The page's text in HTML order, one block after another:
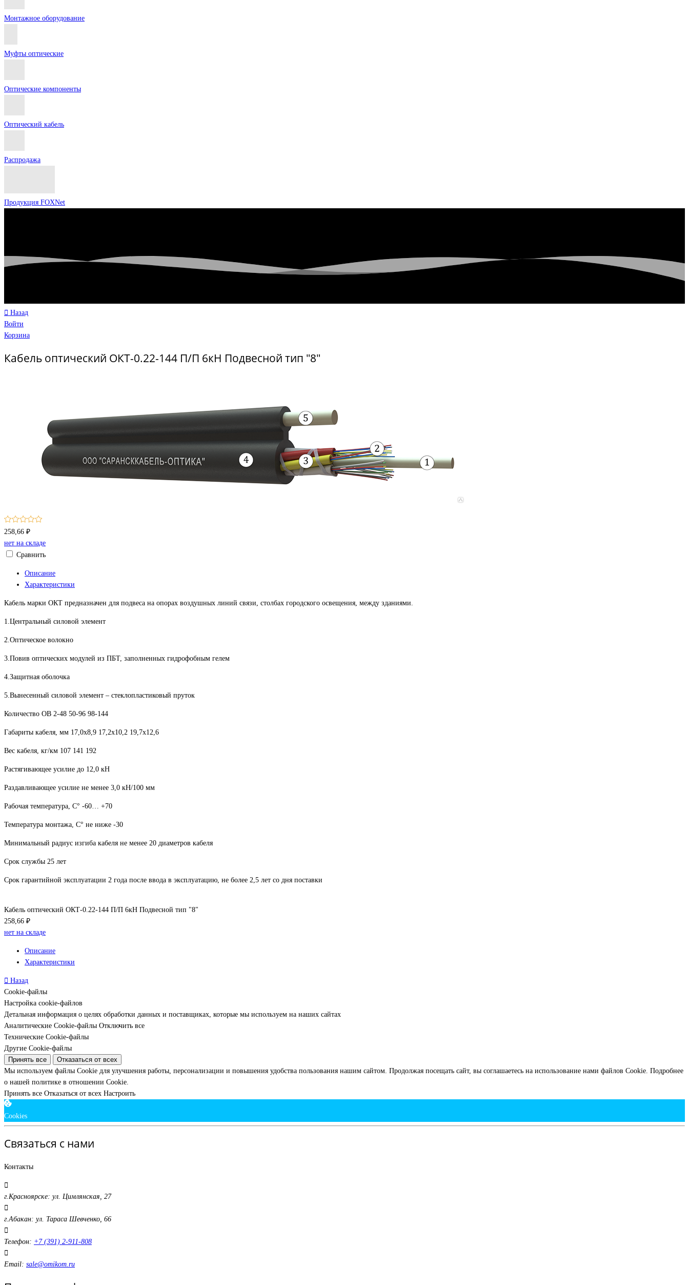
Монтажное оборудование
Муфты оптические
Оптические компоненты
Оптический кабель
Распродажа
Продукция FOXNet
Назад
Войти
Корзина
Кабель оптический ОКТ-0.22-144 П/П 6кН Подвесной тип "8"
258,66 ₽
нет на складе
Сравнить
Описание
Характеристики
Кабель марки ОКТ предназначен для подвеса на опорах воздушных линий связи, столбах городского освещения, между зданиями.
1.Центральный силовой элемент
2.Оптическое волокно
3.Повив оптических модулей из ПБТ, заполненных гидрофобным гелем
4.Защитная оболочка
5.Вынесенный силовой элемент – стеклопластиковый пруток
Количество ОВ 2-48 50-96 98-144
Габариты кабеля, мм 17,0x8,9 17,2x10,2 19,7x12,6
Вес кабеля, кг/км 107 141 192
Растягивающее усилие до 12,0 кН
Раздавливающее усилие не менее 3,0 кН/100 мм
Рабочая температура, С° -60… +70
Температура монтажа, С° не ниже -30
Минимальный радиус изгиба кабеля не менее 20 диаметров кабеля
Срок службы 25 лет
Срок гарантийной эксплуатации 2 года после ввода в эксплуатацию, не более 2,5 лет со дня поставки
Кабель оптический ОКТ-0.22-144 П/П 6кН Подвесной тип "8"
258,66 ₽
нет на складе
Описание
Характеристики
Назад
Cookie-файлы
Настройка cookie-файлов
Детальная информация о целях обработки данных и поставщиках, которые мы используем на наших сайтах
Аналитические Cookie-файлы Отключить все
Технические Cookie-файлы
Другие Cookie-файлы
Принять все
Отказаться от всех
Мы используем файлы Cookie для улучшения работы, персонализации и повышения удобства пользования нашим сайтом. Продолжая посещать сайт, вы соглашаетесь на использование нами файлов Cookie. Подробнее
о нашей политике в отношении Cookie.
Принять все Отказаться от всех Настроить
Cookies
Связаться с нами
Контакты
г.Красноярске: ул. Цимлянская, 27
г.Абакан: ул. Тараса Шевченко, 66
Телефон: +7 (391) 2-911-808
Email: sale@omikom.ru